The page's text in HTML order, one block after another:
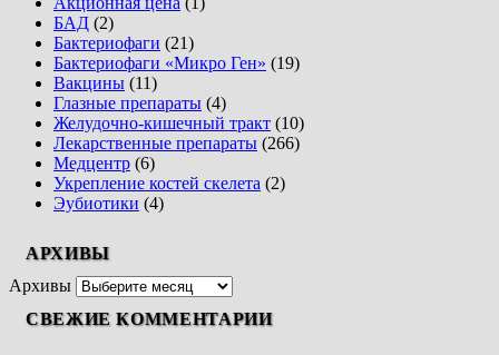
БАД (2)
Бактериофаги (21)
Бактериофаги «Микро Ген» (19)
Вакцины (11)
Глазные препараты (4)
Желудочно-кишечный тракт (10)
Лекарственные препараты (266)
Медцентр (6)
Укрепление костей скелета (2)
Эубиотики (4)
АРХИВЫ
Архивы
СВЕЖИЕ КОММЕНТАРИИ